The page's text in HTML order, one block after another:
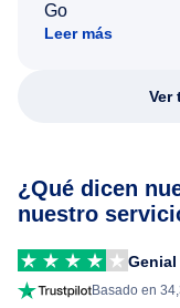
Go
Leer más
Ver
¿Qué dicen
nuestro
Genial
Basado en